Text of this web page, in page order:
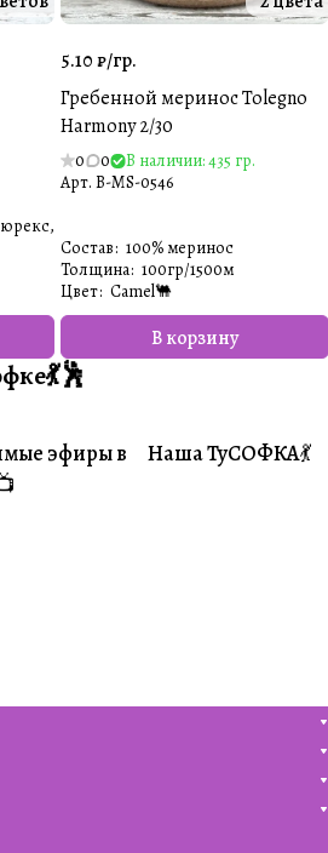
5.10 ₽/гр.
Гребенной меринос Tolegno
Harmony 2/30
0 0
В наличии: 435 гр.
Арт. B-MS-0546
В корзину
Состав: 100% меринос
Толщина: 100гр/1500м
Цвет: Camel🐫
эфиры в
#Совместники
Наша ТуСОФКА💃